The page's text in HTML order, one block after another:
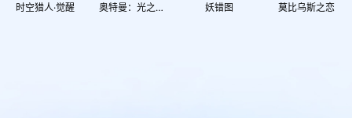
时空猎人·觉醒 奥特曼：光之战士 妖错图 莫比乌斯之恋